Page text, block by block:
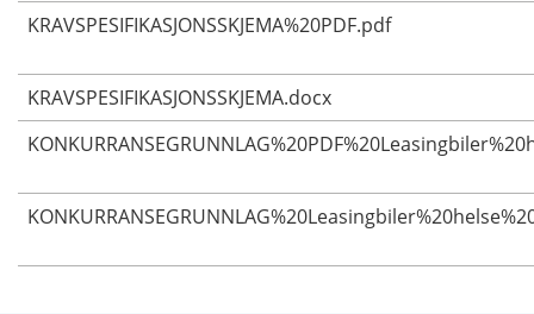
KRAVSPESIFIKASJONSSKJEMA%20PDF.pdf
KRAVSPESIFIKASJONSSKJEMA.docx